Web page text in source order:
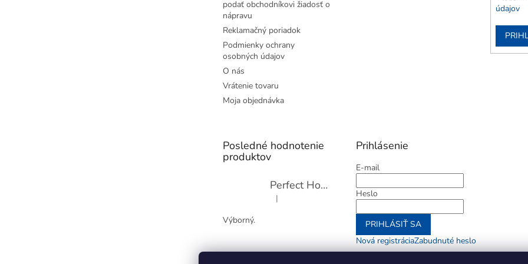
podať obchodníkovi žiadosť o
nápravu
Reklamačný poriadok
Podmienky ochrany
osobných údajov
O nás
Vrátenie tovaru
Moja objednávka
údajov
Posledné hodnotenie
produktov
Perfect Home Tĺčik na mäso so sekáčikom, 56893
Hodnotenie produktu je 5 z 5 hviezdičiek.
|
Výborný.
Prihlásenie
E-mail
Heslo
PRIHLÁSIŤ SA
Nová registráciaZabudnuté heslo